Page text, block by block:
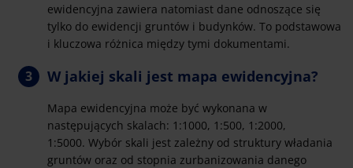
ewidencyjna zawiera natomiast dane odnoszące się
tylko do ewidencji gruntów i budynków. To podstawowa
i kluczowa różnica między tymi dokumentami.
W jakiej skali jest mapa ewidencyjna?
Mapa ewidencyjna może być wykonana w
następujących skalach: 1:1000, 1:500, 1:2000,
1:5000. Wybór skali jest zależny od struktury władania
gruntów oraz od stopnia zurbanizowania danego